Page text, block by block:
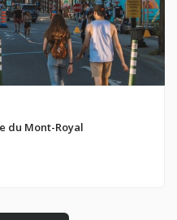
du Mont-Royal